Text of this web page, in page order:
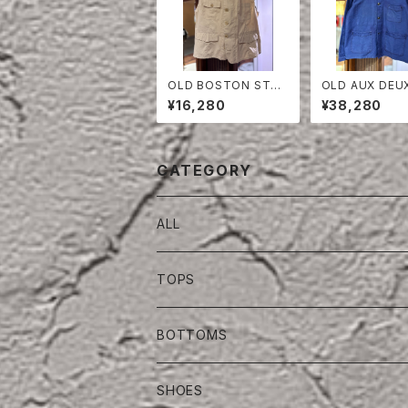
OLD BOSTON STO
RE COTTON×POLY
VEST
¥16,280
OLD AUX DEUX
RE BLUE
JACKET
¥38,280
CATEGORY
ALL
TOPS
BOTTOMS
SHOES